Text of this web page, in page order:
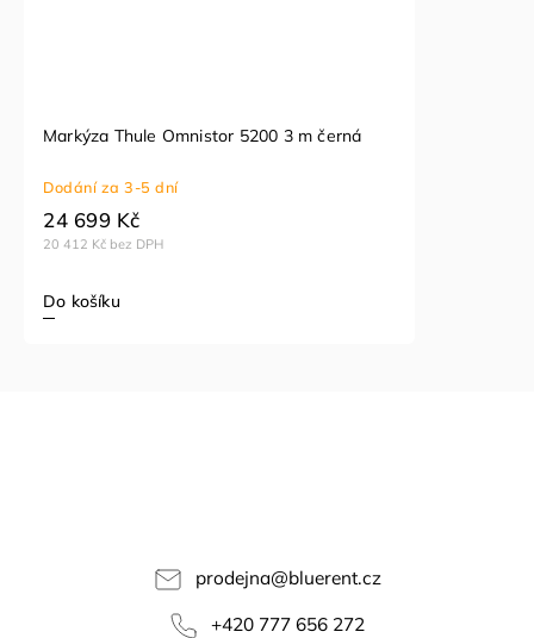
Markýza Thule Omnistor 5200 3 m černá
Dodání za 3-5 dní
20 412 Kč bez DPH
24 699 Kč
Do košíku
prodejna@bluerent.cz
+420 777 656 272